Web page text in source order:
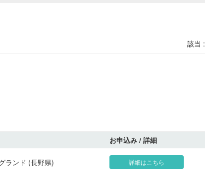
該当 :
お申込み / 詳細
ランド (長野県) 詳細はこちら